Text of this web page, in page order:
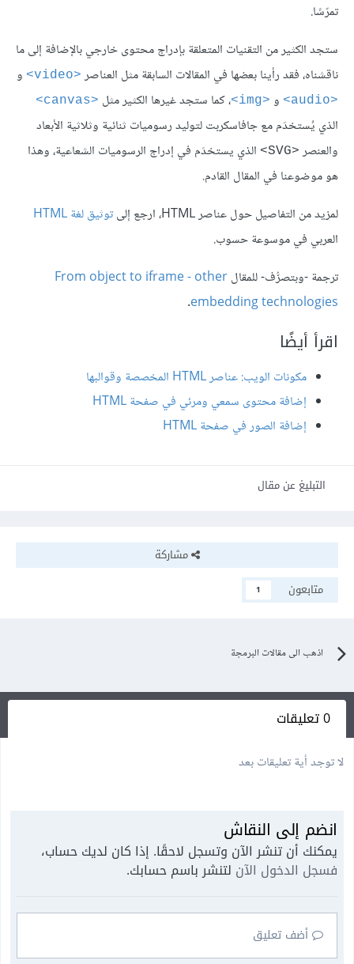
تمرّسًا.
ستجد الكثير من التقنيات المتعلقة بإدراج محتوى خارجي بالإضافة إلى ما
ناقشناه، فقد رأينا بعضها في المقالات السابقة مثل العناصر <video> و
<audio> و <img> ، كما ستجد غيرها الكثير مثل <canvas>
الذي يُستخدَم مع جافاسكربت لتوليد رسوميات ثنائية وثلاثية الأبعاد
والعنصر <SVG>
الذي يستخدَم في إدراج الرسوميات الشعاعية، وهذا
هو موضوعنا في المقال القادم.
لمزيد من التفاصيل حول عناصر HTML، ارجع إلى
توثيق لغة HTML
العربي في موسوعة حسوب.
ترجمة -وبتصرُّف- للمقالFrom object to iframe - other
embedding technologies
.
اقرأ أيضًا
مكونات الويب: عناصر HTML المخصصة وقوالبها
إضافة محتوى سمعي ومرئي في صفحة HTML
إضافة الصور في صفحة HTML
التبليغ عن مقال
مشاركة
متابعون
1
اذهب الى مقالات البرمجة
0 تعليقات
لا توجد أية تعليقات بعد
انضم إلى النقاش
يمكنك أن تنشر الآن وتسجل لاحقًا. إذا كان لديك حساب،
فسجل الدخول الآن لتنشر باسم حسابك.
أضف تعليق